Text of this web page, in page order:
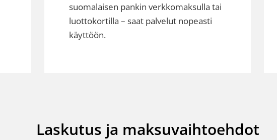
suomalaisen pankin verkkomaksulla tai
luottokortilla – saat palvelut nopeasti
käyttöön.
Laskutus ja maksuvaihtoehdot